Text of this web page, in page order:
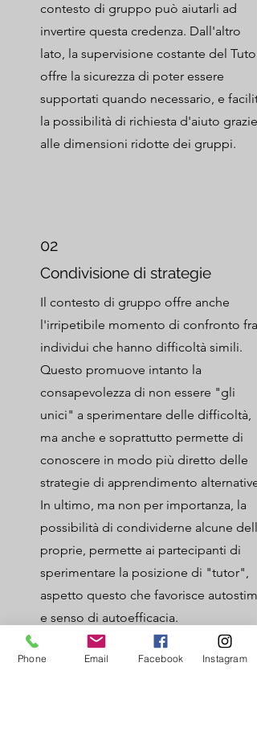
contesto di gruppo può aiutarli ad
invertire questa credenza. Dall'altro
lato, la supervisione costante del Tutor
offre la sicurezza di poter essere
supportati quando necessario, e facilita
la possibilità di richiesta d'aiuto grazie
alle dimensioni ridotte dei gruppi.
02
Condivisione di strategie
Il contesto di gruppo offre anche
l'irripetibile momento di confronto fra
individui che hanno difficoltà simili.
Questo promuove intanto la
consapevolezza di non essere "gli
unici" a sperimentare delle difficoltà,
ma anche e soprattutto permette di
conoscere in modo più diretto delle
strategie di apprendimento alternative.
In ultimo, ma non per importanza, la
possibilità di condividerne alcune delle
proprie, permette ai partecipanti di
sperimentare la posizione di "tutor",
aspetto questo che favorisce autostima
e senso di autoefficacia.
Phone Email Facebook Instagram